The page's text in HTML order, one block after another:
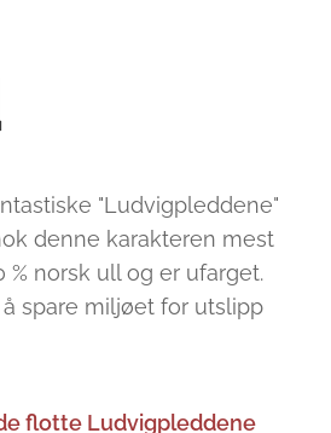
"Ludvigpleddene"
denne karakteren mest
norsk ull og er ufarget.
spare miljøet for utslipp
flotte Ludvigpleddene